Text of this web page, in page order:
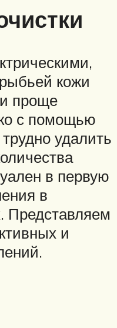
кожи
проще
с помощью
удалить
в первую
в
Представляем
и